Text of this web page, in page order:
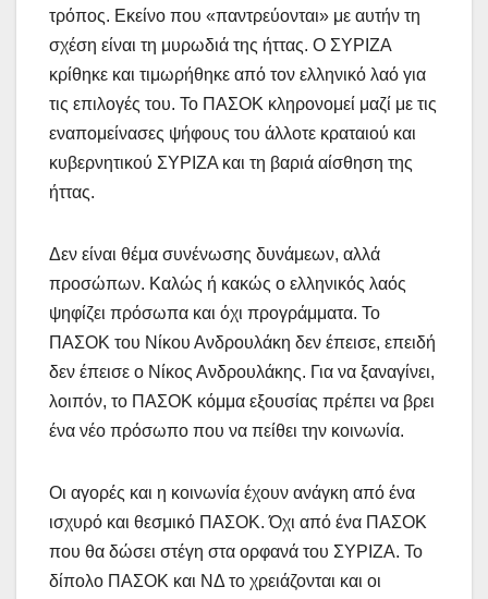
τρόπος. Εκείνο που «παντρεύονται» με αυτήν τη
σχέση είναι τη μυρωδιά της ήττας. Ο ΣΥΡΙΖΑ
κρίθηκε και τιμωρήθηκε από τον ελληνικό λαό για
τις επιλογές του. Το ΠΑΣΟΚ κληρονομεί μαζί με τις
εναπομείνασες ψήφους του άλλοτε κραταιού και
κυβερνητικού ΣΥΡΙΖΑ και τη βαριά αίσθηση της
ήττας.
Δεν είναι θέμα συνένωσης δυνάμεων, αλλά
προσώπων. Καλώς ή κακώς ο ελληνικός λαός
ψηφίζει πρόσωπα και όχι προγράμματα. Το
ΠΑΣΟΚ του Νίκου Ανδρουλάκη δεν έπεισε, επειδή
δεν έπεισε ο Νίκος Ανδρουλάκης. Για να ξαναγίνει,
λοιπόν, το ΠΑΣΟΚ κόμμα εξουσίας πρέπει να βρει
ένα νέο πρόσωπο που να πείθει την κοινωνία.
Οι αγορές και η κοινωνία έχουν ανάγκη από ένα
ισχυρό και θεσμικό ΠΑΣΟΚ. Όχι από ένα ΠΑΣΟΚ
που θα δώσει στέγη στα ορφανά του ΣΥΡΙΖΑ. Το
δίπολο ΠΑΣΟΚ και ΝΔ το χρειάζονται και οι